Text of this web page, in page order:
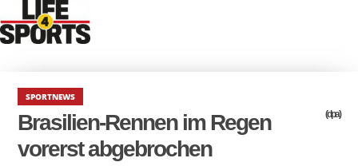
SPORTNEWS
Brasilien-Rennen im Regen
vorerst abgebrochen
(dpa)